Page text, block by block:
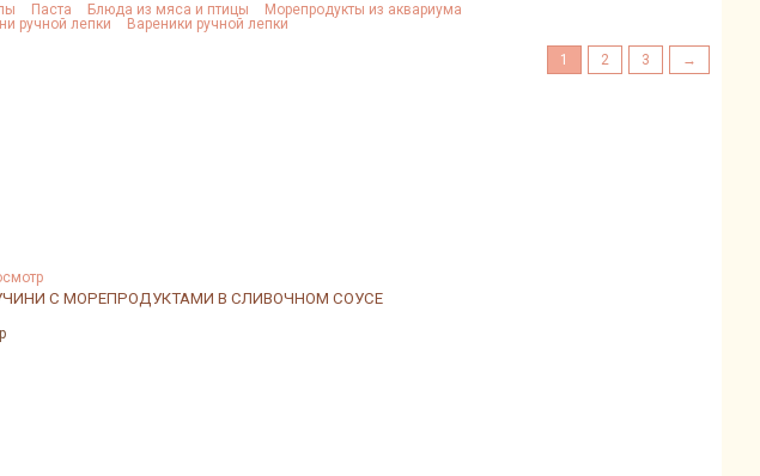
Паста Блюда из мяса и птицы
Морепродукты из аквариума
ручной лепки
Вареники ручной лепки
1 2 3 →
С МОРЕПРОДУКТАМИ В СЛИВОЧНОМ СОУСЕ